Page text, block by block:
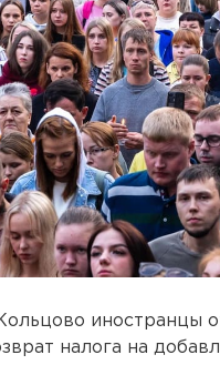
иностранцы
налога на